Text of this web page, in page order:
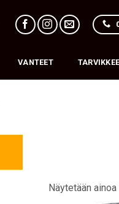
VANTEET
Näytetään